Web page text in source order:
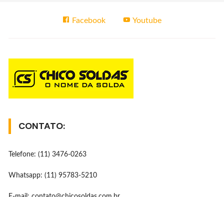
Facebook Youtube
CONTATO:
Telefone: (11) 3476-0263
Whatsapp: (11) 95783-5210